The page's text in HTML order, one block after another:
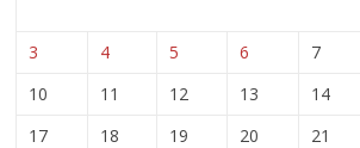
3
4 5 6 7
10
11 12 13 14
17
18 19 20 21